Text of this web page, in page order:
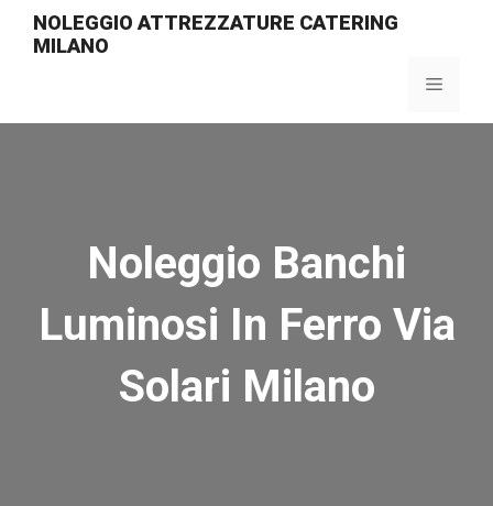
NOLEGGIO ATTREZZATURE CATERING
MILANO
Menu
Noleggio Banchi
Luminosi In Ferro Via
Solari Milano